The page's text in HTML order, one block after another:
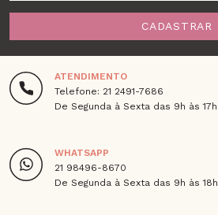
CADASTRAR
ATENDIMENTO
Telefone: 21 2491-7686
De Segunda à Sexta das 9h às 17h
WHATSAPP
21 98496-8670
De Segunda à Sexta das 9h às 18h